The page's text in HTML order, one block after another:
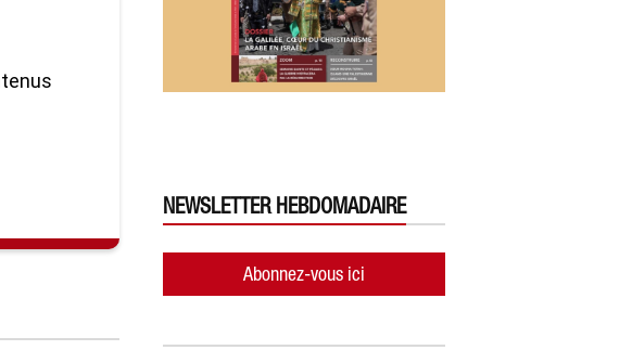
NEWSLETTER HEBDOMADAIRE
Abonnez-vous ici